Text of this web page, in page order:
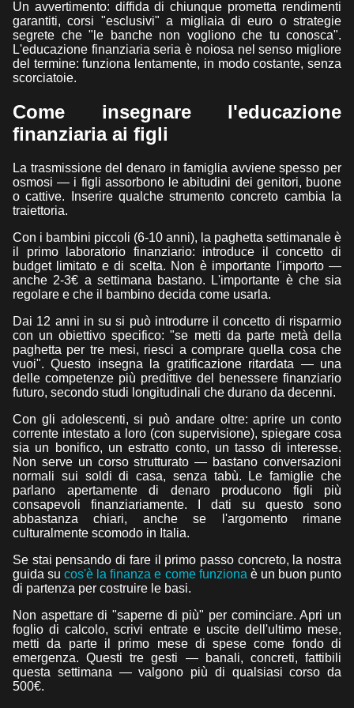
Un avvertimento: diffida di chiunque prometta rendimenti
garantiti, corsi "esclusivi" a migliaia di euro o strategie
segrete che "le banche non vogliono che tu conosca".
L'educazione finanziaria seria è noiosa nel senso migliore
del termine: funziona lentamente, in modo costante, senza
scorciatoie.
Come insegnare l'educazione
finanziaria ai figli
La trasmissione del denaro in famiglia avviene spesso per
osmosi — i figli assorbono le abitudini dei genitori, buone
o cattive. Inserire qualche strumento concreto cambia la
traiettoria.
Con i bambini piccoli (6-10 anni), la paghetta settimanale è
il primo laboratorio finanziario: introduce il concetto di
budget limitato e di scelta. Non è importante l'importo —
anche 2-3€ a settimana bastano. L'importante è che sia
regolare e che il bambino decida come usarla.
Dai 12 anni in su si può introdurre il concetto di risparmio
con un obiettivo specifico: "se metti da parte metà della
paghetta per tre mesi, riesci a comprare quella cosa che
vuoi". Questo insegna la gratificazione ritardata — una
delle competenze più predittive del benessere finanziario
futuro, secondo studi longitudinali che durano da decenni.
Con gli adolescenti, si può andare oltre: aprire un conto
corrente intestato a loro (con supervisione), spiegare cosa
sia un bonifico, un estratto conto, un tasso di interesse.
Non serve un corso strutturato — bastano conversazioni
normali sui soldi di casa, senza tabù. Le famiglie che
parlano apertamente di denaro producono figli più
consapevoli finanziariamente. I dati su questo sono
abbastanza chiari, anche se l'argomento rimane
culturalmente scomodo in Italia.
Se stai pensando di fare il primo passo concreto, la nostra
guida sucos'è la finanza e come funziona è un buon punto
di partenza per costruire le basi.
Non aspettare di "saperne di più" per cominciare. Apri un
foglio di calcolo, scrivi entrate e uscite dell'ultimo mese,
metti da parte il primo mese di spese come fondo di
emergenza. Questi tre gesti — banali, concreti, fattibili
questa settimana — valgono più di qualsiasi corso da
500€.